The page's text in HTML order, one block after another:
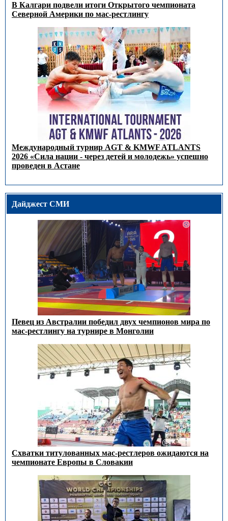
В Калгари подвели итоги Открытого чемпионата
Северной Америки по мас-рестлингу
Международный турнир AGT & KMWF ATLANTS
2026 «Сила нации - через детей и молодежь» успешно
проведен в Астане
Дайджест СМИ
Певец из Австралии победил двух чемпионов мира по
мас-рестлингу на турнире в Монголии
Схватки титулованных мас-рестлеров ожидаются на
чемпионате Европы в Словакии